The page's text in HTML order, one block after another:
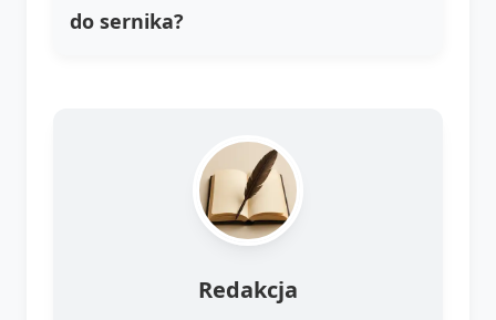
do sernika?
Redakcja